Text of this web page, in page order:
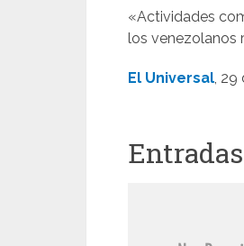
«Actividades
los venezolanos
El Universal, 29